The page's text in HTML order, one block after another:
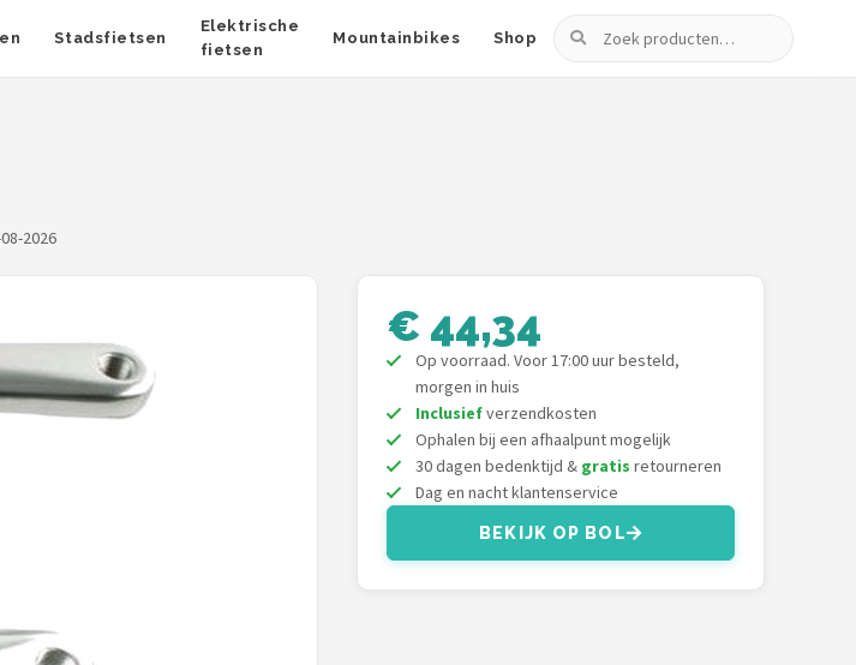
Stadsfietsen
Elektrische
fietsen
Mountainbikes Shop
Zoeken
2026
€ 44,34
Op voorraad. Voor 17:00 uur besteld,
morgen in huis
Inclusiefverzendkosten
Ophalen bij een afhaalpunt mogelijk
30 dagen bedenktijd & gratis retourneren
Dag en nacht klantenservice
BEKIJK OP BOL